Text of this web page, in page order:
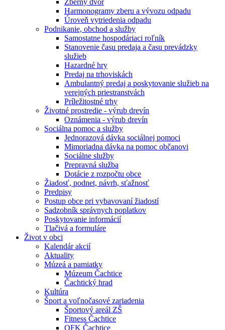
Zberný dvor
Harmonogramy zberu a vývozu odpadu
Úroveň vytriedenia odpadu
Podnikanie, obchod a služby
Samostatne hospodáriaci roľník
Stanovenie času predaja a času prevádzky
služieb
Hazardné hry
Predaj na trhoviskách
Ambulantný predaj a poskytovanie služieb na
verejných priestranstvách
Príležitostné trhy
Životné prostredie - výrub drevín
Oznámenia - výrub drevín
Sociálna pomoc a služby
Jednorazová dávka sociálnej pomoci
Mimoriadna dávka na pomoc občanovi
Sociálne služby
Prepravná služba
Dotácie z rozpočtu obce
Žiadosť, podnet, návrh, sťažnosť
Predpisy
Postup obce pri vybavovaní žiadostí
Sadzobník správnych poplatkov
Poskytovanie informácií
Tlačivá a formuláre
Život v obci
Kalendár akcií
Aktuality
Múzeá a pamiatky
Múzeum Čachtice
Čachtický hrad
Kultúra
Šport a voľnočasové zariadenia
Športový areál ZŠ
Fitness Čachtice
OFK Čachtice